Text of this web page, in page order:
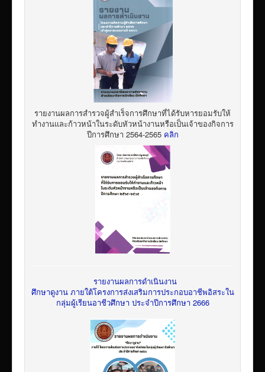
รายงานผลการสำรวจผู้สำเร็จการศึกษาที่ได้รับหารยอมรับให้
ทำงานและก้าวหน้าในระดับหัวหน้างานหรือเป็นเจ้าของกิจการ
ปีการศึกษา 2564-2565 คลิก
รายงานผลการดำเนินงาน
ศึกษาดูงาน ภายใต้โครงการส่งเสริมการประกอบอาชีพอิสระใน
กลุ่มผู้เรียนอาชีวศึกษา ประจำปีการศึกษา 2666